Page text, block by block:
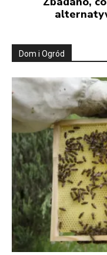
Dom i Ogród